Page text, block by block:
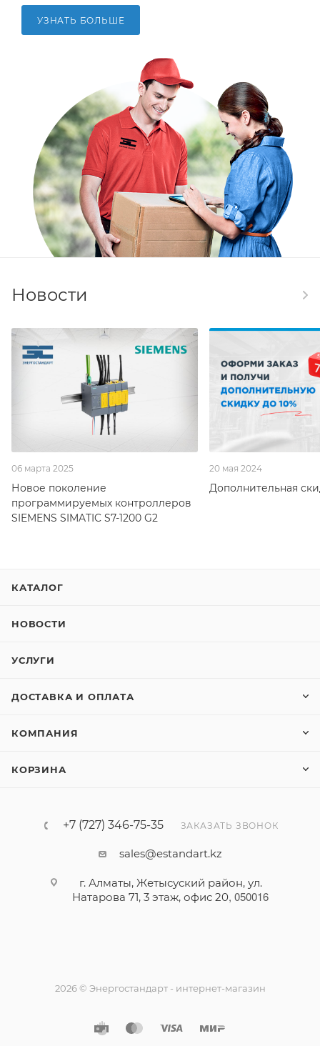
УЗНАТЬ БОЛЬШЕ
Новости
06 марта 2025
Новое поколение
программируемых контроллеров
SIEMENS SIMATIC S7-1200 G2
20 мая 2024
Дополнительная
КАТАЛОГ
НОВОСТИ
УСЛУГИ
ДОСТАВКА И ОПЛАТА
КОМПАНИЯ
КОРЗИНА
+7 (727) 346-75-35 ЗАКАЗАТЬ ЗВОНОК
sales@estandart.kz
г. Алматы, Жетысуский район, ул.
Натарова 71, 3 этаж, офис 20, 050016
2026 © Энергостандарт - интернет-магазин